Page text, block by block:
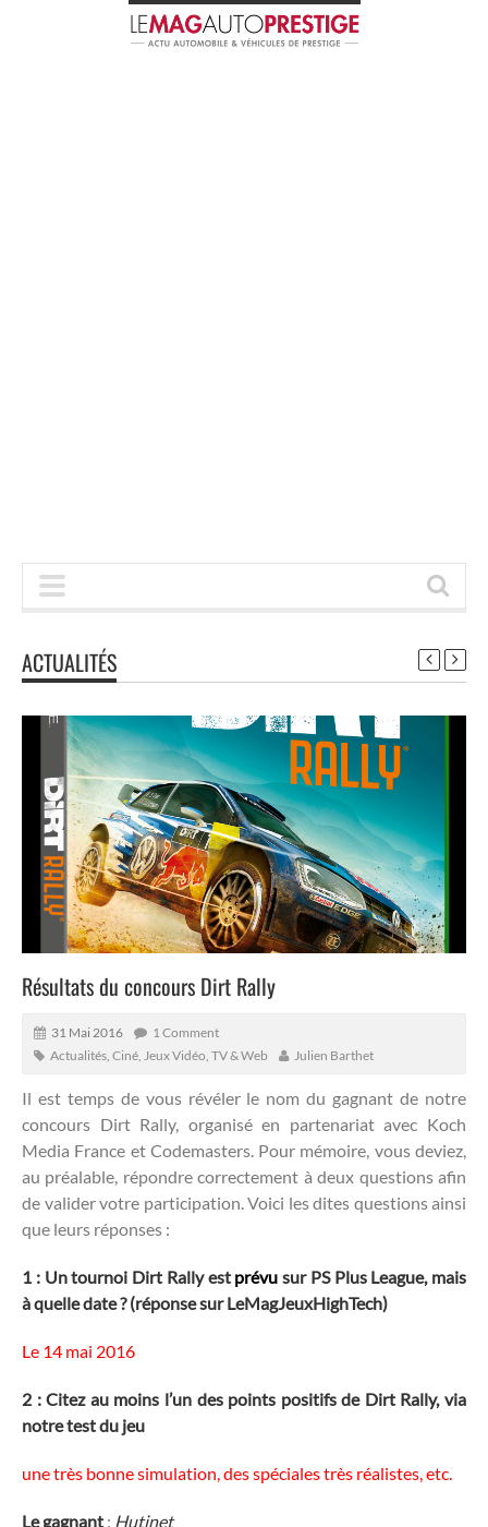
ACTUALITÉS
Résultats du concours Dirt Rally
31 Mai 2016
1 Comment
Actualités Ciné, Jeux Vidéo, TV & Web Julien Barthet
Il est temps de vous révéler le nom du gagnant de notre
concours Dirt Rally, organisé en partenariat avec Koch
Media France et Codemasters.Pour mémoire, vous deviez,
au préalable, répondre correctement à deux questions afin
de valider votre participation. Voici les dites questions ainsi
que leurs réponses :
1 : Un tournoi Dirt Rally est prévu sur PS Plus League, mais
à quelle date ? (réponse surLeMagJeuxHighTech)
Le 14 mai 2016
2 : Citez au moins l’un des points positifs de Dirt Rally, via
notre test du jeu
une très bonne simulation, des spéciales très réalistes, etc.
Le gagnant : Hutinet